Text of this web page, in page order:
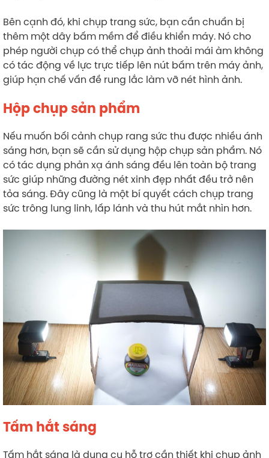
Bên cạnh đó, khi chụp trang sức, bạn cần chuẩn bị
thêm một dây bấm mềm để điều khiển máy. Nó cho
phép người chụp có thể chụp ảnh thoải mái àm không
có tác động về lực trực tiếp lên nút bấm trên máy ảnh,
giúp hạn chế vấn đề rung lắc làm vỡ nét hình ảnh.
Hộp chụp sản phẩm
Nếu muốn bối cảnh chụp rang sức thu được nhiều ánh
sáng hơn, bạn sẽ cần sử dụng hộp chụp sản phẩm. Nó
có tác dụng phản xạ ánh sáng đều lên toàn bộ trang
sức giúp những đường nét xinh đẹp nhất đều trở nên
tỏa sáng. Đây cũng là một bí quyết cách chụp trang
sức trông lung linh, lấp lánh và thu hút mắt nhìn hơn.
Tấm hắt sáng
Tấm hắt sáng là dụng cụ hỗ trợ cần thiết khi chụp ảnh